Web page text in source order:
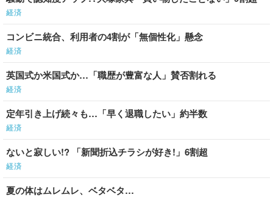
経済
コンビニ統合、利用者の4割が「無個性化」懸念
経済
英国式か米国式か…「職歴が豊富な人」賛否割れる
経済
定年引き上げ続々も…「早く退職したい」約半数
経済
ないと寂しい!? 「新聞折込チラシが好き!」6割超
経済
夏の体はムレムレ、ベタベタ…